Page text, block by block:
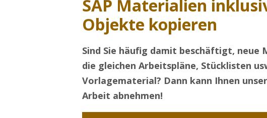
SAP Materialien
Objekte kopieren
Sind Sie häufig damit beschäftigt, neue
die gleichen Arbeitspläne, Stücklisten
Vorlagematerial? Dann kann Ihnen
Arbeit abnehmen!